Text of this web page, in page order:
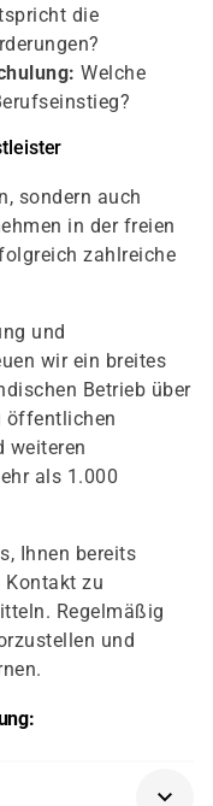
die
Welche
sondern auch
in der freien
zahlreiche
und
wir ein breites
Betrieb über
öffentlichen
weiteren
als 1.000
Ihnen bereits
Kontakt zu
Regelmäßig
und